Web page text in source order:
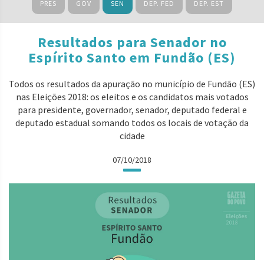
PRES GOV SEN DEP. FED DEP. EST
Resultados para Senador no
Espírito Santo em Fundão (ES)
Todos os resultados da apuração no município de Fundão (ES)
nas Eleições 2018: os eleitos e os candidatos mais votados
para presidente, governador, senador, deputado federal e
deputado estadual somando todos os locais de votação da
cidade
07/10/2018